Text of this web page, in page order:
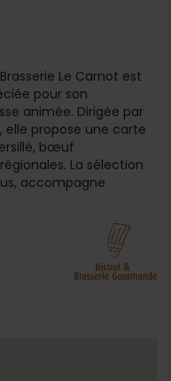
Le Carnot est
pour son
animée. Dirigée par
elle propose une carte
bœuf
La sélection
accompagne